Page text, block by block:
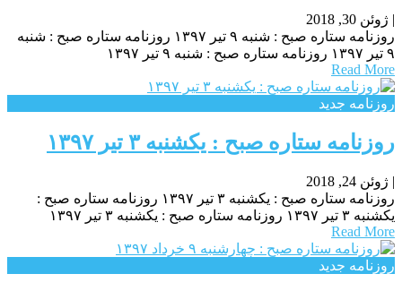
| ژوئن 30, 2018
روزنامه ستاره صبح : شنبه ۹ تیر ۱۳۹۷ روزنامه ستاره صبح : شنبه
۹ تیر ۱۳۹۷ روزنامه ستاره صبح : شنبه ۹ تیر ۱۳۹۷
Read More
روزنامه جدید
روزنامه ستاره صبح : یکشنبه‌ ۳ تیر ۱۳۹۷
| ژوئن 24, 2018
روزنامه ستاره صبح : یکشنبه‌ ۳ تیر ۱۳۹۷ روزنامه ستاره صبح :
یکشنبه‌ ۳ تیر ۱۳۹۷ روزنامه ستاره صبح : یکشنبه‌ ۳ تیر ۱۳۹۷
Read More
روزنامه جدید